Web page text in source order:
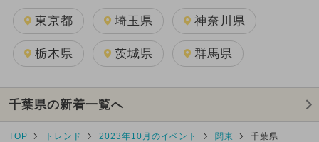
東京都 埼玉県 神奈川県
栃木県 茨城県 群馬県
千葉県の新着一覧へ
TOP トレンド 2023年10月のイベント 関東 千葉県